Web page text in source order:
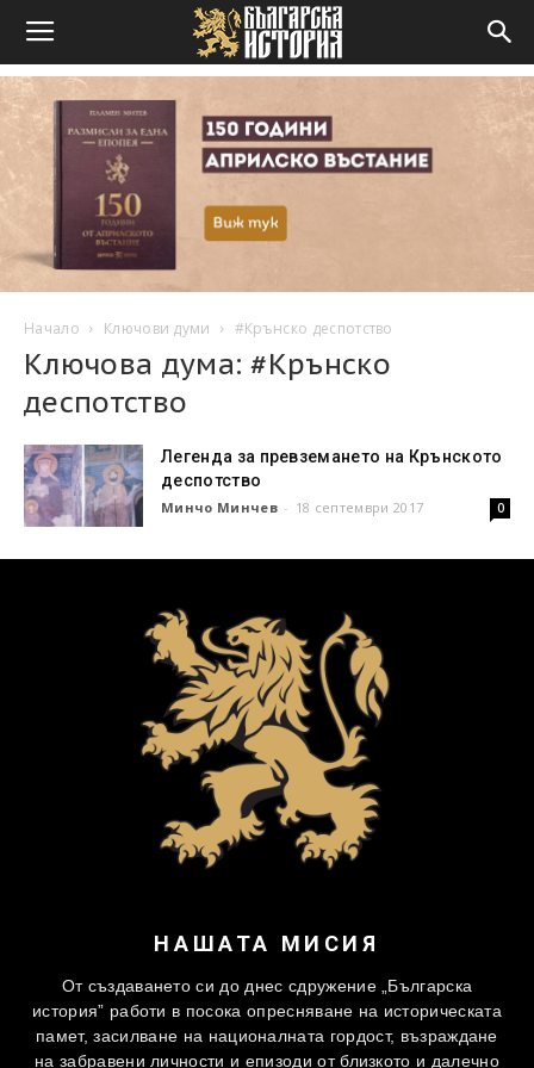
Начало Ключови думи #Крънско деспотство
Ключова дума: #Крънско
деспотство
Легенда за превземането на Крънското
деспотство
Минчо Минчев - 18 септември 2017 0
НАШАТА МИСИЯ
От създаването си до днес сдружение „Българска
история” работи в посока опресняване на историческата
памет, засилване на националната гордост, възраждане
на забравени личности и епизоди от близкото и далечно